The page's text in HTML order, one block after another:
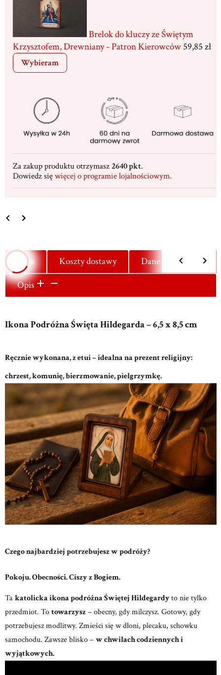
Brelok do kluczy ze Świętym
Krzysztofem, Drewniany - Patron Kierowców 59,85 zł
Wybieram
Za zakup produktu otrzymasz 2640 pkt.
Dowiedz sięwięcej o programie lojalnościowym.
Opis Koszty dostawy
Dane techniczne
Opis
Ikona Podróżna Święta Hildegarda – 6,5 x 8,5 cm
Ręcznie wykonana, z etui – idealna na prezent religijny:
chrzest, komunię, bierzmowanie, pielgrzymkę.
Czego najbardziej potrzebujesz w podróży?
Pokoju. Obecności. Ciszy z Bogiem.
Ta katolicka ikona podróżna Świętej Hildegardyto nie tylko
przedmiot. To towarzysz – obecny, gdy milczysz. Gotowy, gdy
potrzebujesz modlitwy. Zmieści się w dłoni, plecaku, schowku
samochodu. Zawsze blisko – w chwilach codziennych i
wyjątkowych.